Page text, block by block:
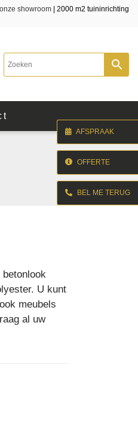
showroom | 2000 m2 tuininrichting
AFSPRAAK
OFFERTE
BEL ME TERUG
U kunt
meubels
al uw